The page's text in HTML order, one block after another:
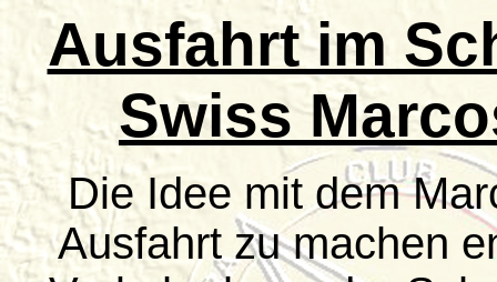
Ausfahrt im
Swiss
Die Idee mit dem
Ausfahrt zu machen